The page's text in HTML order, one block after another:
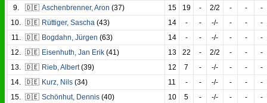
9.
🇩🇪 Aschenbrenner,Aron (37) 15 19 - 2/2 - -
-
10. 🇩🇪 Rüttiger, Sascha (43) 14 - - -/- - -
-
11. 🇩🇪 Bogdahn, Jürgen (63) 14 - - -/- - -
-
12. 🇩🇪 Eisenhuth, Jan Erik (41) 13 22 - 2/2 - -
-
13. 🇩🇪 Rieb,Albert(39) 12 7 - -/- - -
-
14. 🇩🇪 Kurz, Nils (34) 11 - - -/- - -
-
15. 🇩🇪 Schönhut, Dennis (40) 10 5 - -/- - -
-